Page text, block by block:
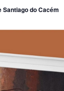
Santiago do Cacém